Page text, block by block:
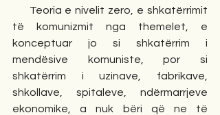
të komunizmit nga themelet, e
konceptuar jo si shkatërrim i
mendësive komuniste, por si
shkatërrim i uzinave, fabrikave,
shkollave, spitaleve, ndërmarrjeve
ekonomike, a nuk bëri që ne të